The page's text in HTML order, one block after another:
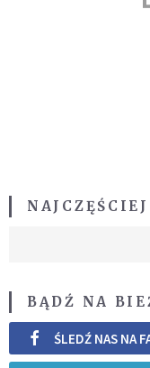
BĄDŹ NA
ŚLEDŹ NAS NA